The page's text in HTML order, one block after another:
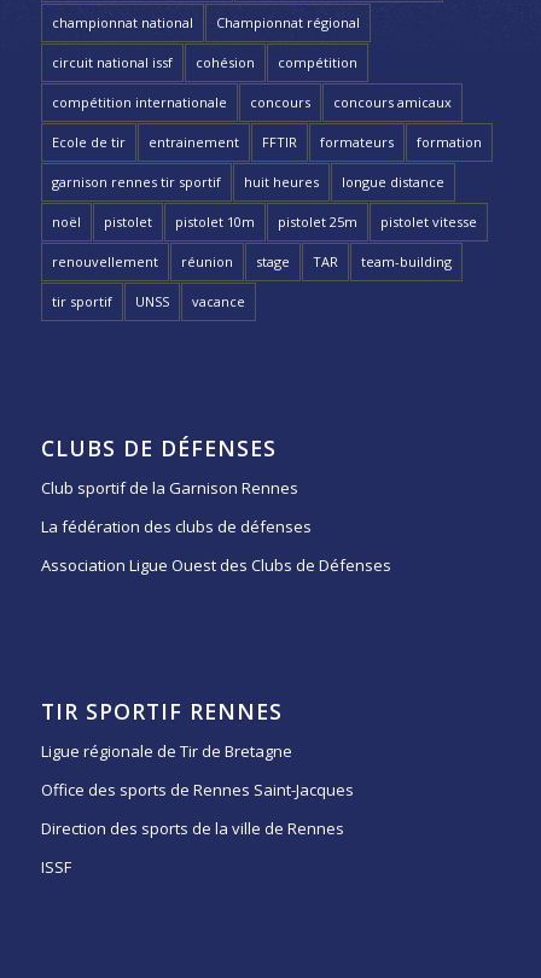
championnat national Championnat régional
circuit national issf cohésion compétition
compétition internationale concours concours amicaux
Ecole de tir entrainement FFTIR formateurs formation
garnison rennes tir sportif huit heures longue distance
noël pistolet pistolet 10m pistolet 25m pistolet vitesse
renouvellement réunion stage TAR team-building
tir sportif UNSS vacance
CLUBS DE DÉFENSES
Club sportif de la Garnison Rennes
La fédération des clubs de défenses
Association Ligue Ouest des Clubs de Défenses
TIR SPORTIF RENNES
Ligue régionale de Tir de Bretagne
Office des sports de Rennes Saint-Jacques
Direction des sports de la ville de Rennes
ISSF